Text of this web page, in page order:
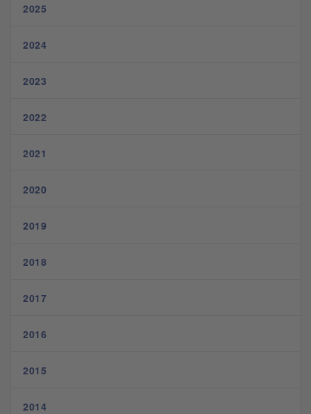
2025
2024
2023
2022
2021
2020
2019
2018
2017
2016
2015
2014